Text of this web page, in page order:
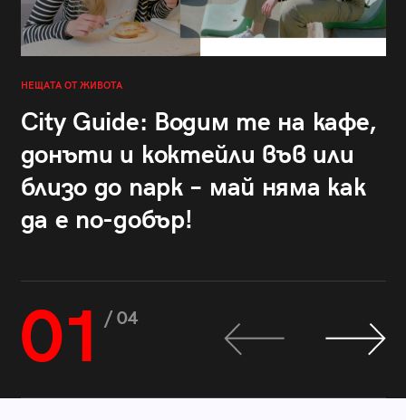
НЕЩАТА ОТ ЖИВОТА
City Guide: Водим те на кафе,
донъти и коктейли във или
близо до парк – май няма как
да е по-добър!
01 / 04